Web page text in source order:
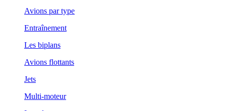
Avions par type
Entraînement
Les biplans
Avions flottants
Jets
Multi-moteur